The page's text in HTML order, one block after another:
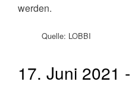
werden.
Quelle: LOBBI
17. Juni 2021